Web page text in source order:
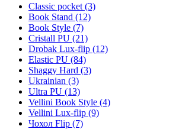
Classic pocket (3)
Book Stand (12)
Book Style (7)
Cristall PU (21)
Drobak Lux-flip (12)
Elastic PU (84)
Shaggy Hard (3)
Ukrainian (3)
Ultra PU (13)
Vellini Book Style (4)
Vellini Lux-flip (9)
Чохол Flip (7)